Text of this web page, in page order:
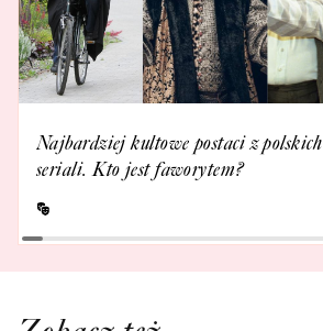
Najbardziej kultowe postaci z polskich
seriali. Kto jest faworytem?